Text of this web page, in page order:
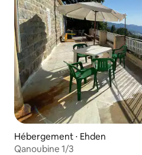
Hébergement ⋅ Ehden
Qanoubine 1/3